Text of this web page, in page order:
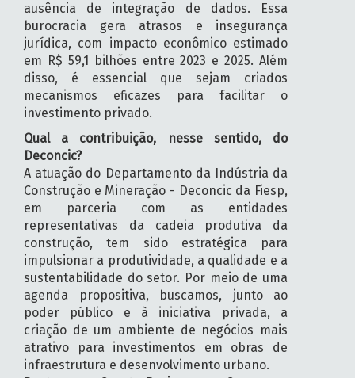
ausência de integração de dados. Essa
burocracia gera atrasos e insegurança
jurídica, com impacto econômico estimado
em R$ 59,1 bilhões entre 2023 e 2025. Além
disso, é essencial que sejam criados
mecanismos eficazes para facilitar o
investimento privado.
Qual a contribuição, nesse sentido, do
Deconcic?
A atuação do Departamento da Indústria da
Construção e Mineração - Deconcic da Fiesp,
em parceria com as entidades
representativas da cadeia produtiva da
construção, tem sido estratégica para
impulsionar a produtividade, a qualidade e a
sustentabilidade do setor. Por meio de uma
agenda propositiva, buscamos, junto ao
poder público e à iniciativa privada, a
criação de um ambiente de negócios mais
atrativo para investimentos em obras de
infraestrutura e desenvolvimento urbano.